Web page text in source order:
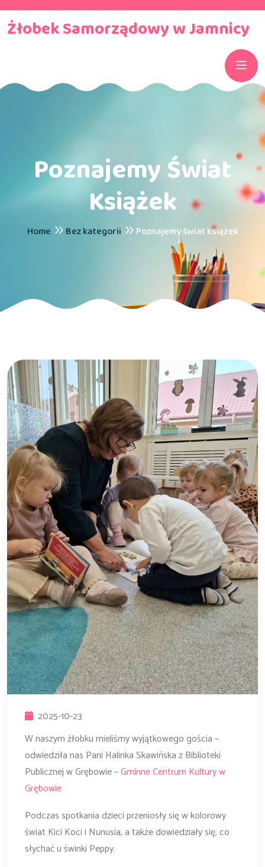
Żłobek Samorządowy w Jamnicy
Poznajemy Świat
Książek
Home Bez kategorii Poznajemy świat książek
2025-10-23
W naszym żłobku mieliśmy wyjątkowego gościa –
odwiedziła nas Pani Halinka Skawińska z Biblioteki
Publicznej w Grębowie –Gminne Centrum Kultury w
Grębowie
Podczas spotkania dzieci przeniosły się w kolorowy
świat Kici Koci i Nunusia, a także dowiedziały się, co
słychać u świnki Peppy.